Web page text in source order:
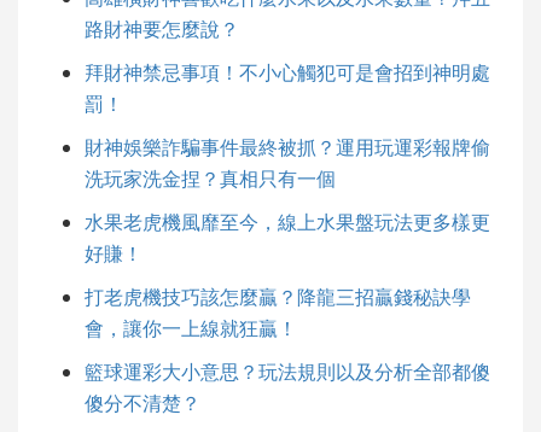
路財神要怎麼說？
拜財神禁忌事項！不小心觸犯可是會招到神明處
罰！
財神娛樂詐騙事件最終被抓？運用玩運彩報牌偷
洗玩家洗金捏？真相只有一個
水果老虎機風靡至今，線上水果盤玩法更多樣更
好賺！
打老虎機技巧該怎麼贏？降龍三招贏錢秘訣學
會，讓你一上線就狂贏！
籃球運彩大小意思？玩法規則以及分析全部都傻
傻分不清楚？